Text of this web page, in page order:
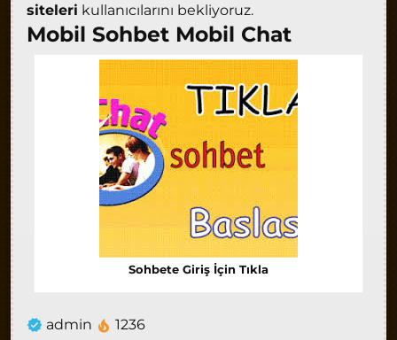
siteleri kullanıcılarını bekliyoruz.
Mobil Sohbet Mobil Chat
Sohbete Giriş İçin Tıkla
admin 1236